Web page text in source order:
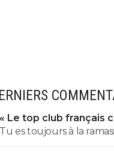
« Le top club français
Adidas bouscule le
Tu es toujours à la ramasse ! ^^